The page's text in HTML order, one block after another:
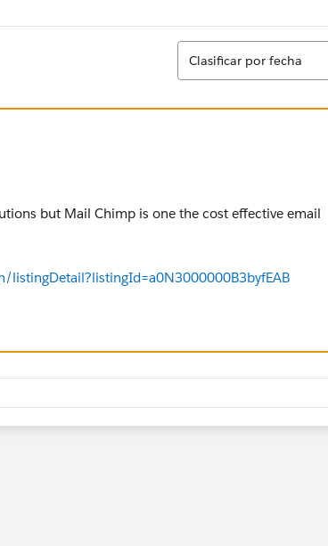
Ordenar
Clasificar por fecha
but Mail Chimp is one the cost effective email
listingDetail?listingId=a0N3000000B3byfEAB